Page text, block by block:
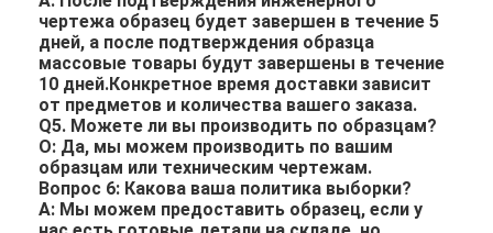
чертежа образец будет завершен в течение 5
дней, а после подтверждения образца
массовые товары будут завершены в течение
10 дней.Конкретное время доставки зависит
от предметов и количества вашего заказа.
Q5. Можете ли вы производить по образцам?
О: Да, мы можем производить по вашим
образцам или техническим чертежам.
Вопрос 6: Какова ваша политика выборки?
A: Мы можем предоставить образец, если у